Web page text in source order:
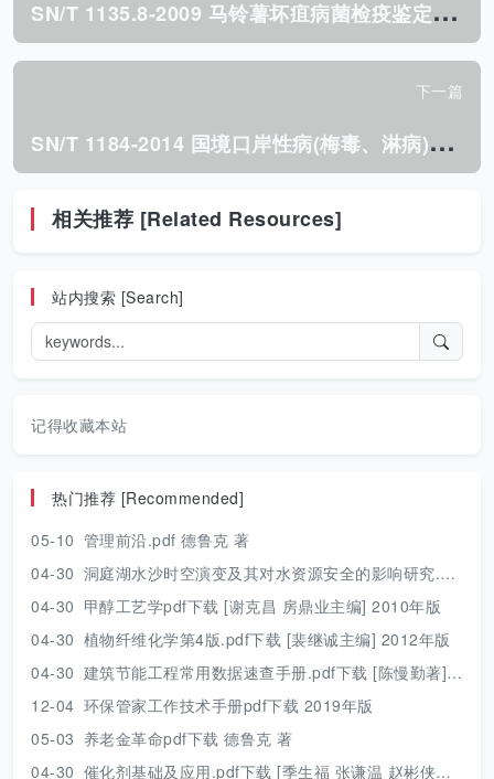
S
N/T 1135.8-2009 马铃薯坏疽病菌检疫鉴定方法.pdf
下一篇
S
N/T 1184-2014 国境口岸性病(梅毒、淋病)监测规程.pdf
相关推荐 [Related Resources]
站内搜索 [Search]
记得收藏本站
热门推荐 [Recommended]
05-10 管理前沿.pdf 德鲁克 著
04-30 洞庭湖水沙时空演变及其对水资源安全的影响研究.pdf 胡光伟 著 2017年版
04-30 甲醇工艺学pdf下载 [谢克昌 房鼎业主编] 2010年版
04-30 植物纤维化学第4版.pdf下载 [裴继诚主编] 2012年版
04-30 建筑节能工程常用数据速查手册.pdf下载 [陈慢勤著] 2010年版
12-04 环保管家工作技术手册pdf下载 2019年版
05-03 养老金革命pdf下载 德鲁克 著
04-30 催化剂基础及应用.pdf下载 [季生福 张谦温 赵彬侠编] 2011年版